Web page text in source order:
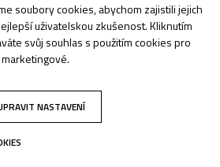
soubory cookies, abychom zajistili jejich
uživatelskou zkušenost. Kliknutím
svůj souhlas s použitím cookies pro
.
NASTAVENÍ
Podpora